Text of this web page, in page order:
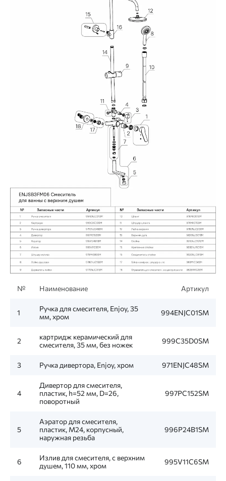
№ Наименование Артикул
1
Ручка для смесителя, Enjoy, 35
мм, хром
994ENJC01SM
2
картридж керамический для
смесителя, 35 мм, без ножек
999C35D0SM
3 Ручка дивертора, Enjoy, хром 971ENJC48SM
4
Дивертор для смесителя,
пластик, h=52 мм, D=26,
поворотный
997PC152SM
5
Аэратор для смесителя,
пластик, M24, корпусный,
наружная резьба
996P24B1SM
6
Излив для смесителя, с верхним
душем, 110 мм, хром
995V11C6SM